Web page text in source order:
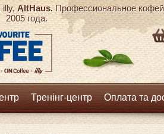
illy,AltHaus.Профессиональное
2005 года.
Тренінг-центр Оплата та